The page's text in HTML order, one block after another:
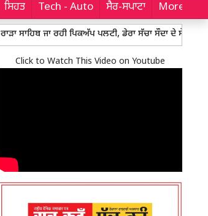
ਸਿਹਤ Tech - Auto ਸੈਰ-ਸਪਾਟਾ More...
ਜਾ ਰਹੀ ਪਿਕਅੱਪ ਪਲਟੀ, ਡੇਰਾ ਸੱਚਾ ਸੌਦਾ ਦੇ ਸੇਵਾਦਾਰਾਂ ਨੇ
Click to Watch This Video on Youtube